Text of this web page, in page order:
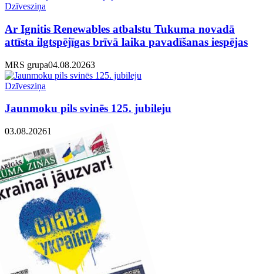
Dzīvesziņa
Ar Ignitis Renewables atbalstu Tukuma novadā
attīsta ilgtspējīgas brīvā laika pavadīšanas iespējas
MRS grupa04.08.20263
Dzīvesziņa
Jaunmoku pils svinēs 125. jubileju
03.08.20261